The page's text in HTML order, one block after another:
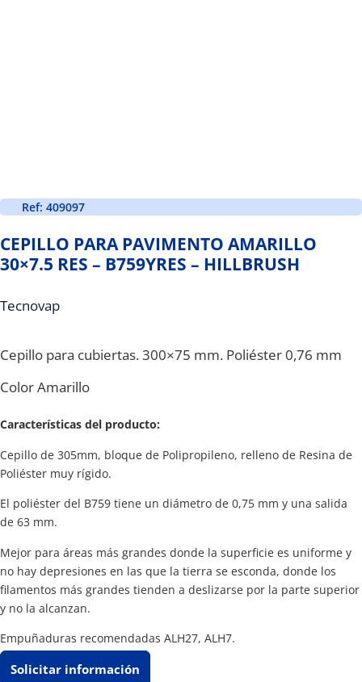
Ref: 409097
CEPILLO PARA PAVIMENTO AMARILLO
30×7.5 RES – B759YRES – HILLBRUSH
Tecnovap
Cepillo para cubiertas. 300×75 mm. Poliéster 0,76 mm
Color Amarillo
Características del producto:
Cepillo de 305mm, bloque de Polipropileno, relleno de Resina de
Poliéster muy rígido.
El poliéster del B759 tiene un diámetro de 0,75 mm y una salida
de 63 mm.
Mejor para áreas más grandes donde la superficie es uniforme y
no hay depresiones en las que la tierra se esconda, donde los
filamentos más grandes tienden a deslizarse por la parte superior
y no la alcanzan.
Empuñaduras recomendadas ALH27, ALH7.
Solicitar información